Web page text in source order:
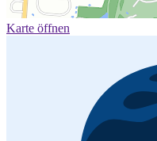
Karte öffnen